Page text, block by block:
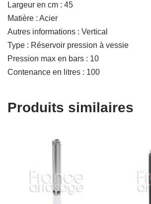
Largeur en cm : 45
Matière : Acier
Autres informations : Vertical
Type : Réservoir pression à vessie
Pression max en bars : 10
Contenance en litres : 100
Produits similaires